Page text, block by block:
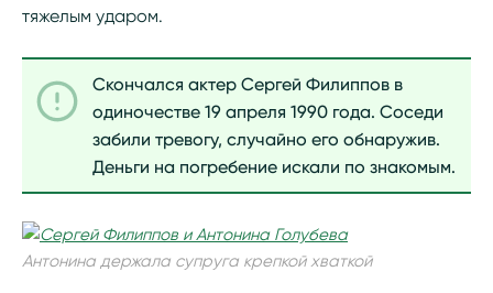
тяжелым ударом.
Скончался актер Сергей Филиппов в
одиночестве 19 апреля 1990 года. Соседи
забили тревогу, случайно его обнаружив.
Деньги на погребение искали по знакомым.
Антонина держала супруга крепкой хваткой